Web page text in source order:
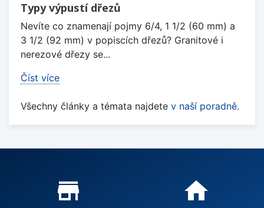
Typy výpustí dřezů
Nevíte co znamenají pojmy 6/4, 1 1/2 (60 mm) a
3 1/2 (92 mm) v popiscích dřezů? Granitové i
nerezové dřezy se...
Číst více
Všechny články a témata najdete v naší poradně.
Proč nakupovat u nás?
store_mall_directory home